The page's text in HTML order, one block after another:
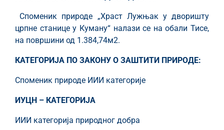
Споменик природе „Храст Лужњак у дворишту
црпне станице у Куману“ налази се на обали Тисе,
на површини од 1.384,74м2.
КАТЕГОРИЈА ПО ЗАКОНУ О ЗАШТИТИ ПРИРОДЕ:
Споменик природе ИИИ категорије
ИУЦН – КАТЕГОРИЈА
ИИИ категорија природног добра